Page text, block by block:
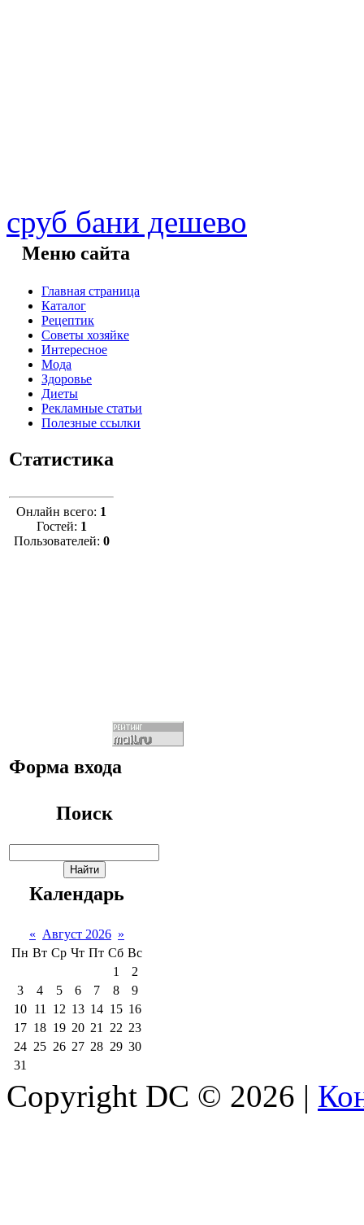
сруб бани дешево
Меню сайта
Главная страница
Каталог
Рецептик
Советы хозяйке
Интересное
Мода
Здоровье
Диеты
Рекламные статьи
Полезные ссылки
Статистика
Онлайн всего: 1
Гостей: 1
Пользователей: 0
Форма входа
Поиск
Календарь
« Август 2026 »
Пн Вт Ср Чт Пт Сб Вс
1
2
3
4 5 6 7 8
9
10
11 12 13 14 15 16
17 18 19 20 21 22 23
24 25 26 27 28 29 30
31
Copyright DC © 2026 |